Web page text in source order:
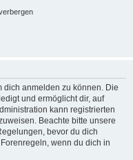
dich anmelden zu können. Die
und ermöglicht dir, auf
kann registrierten
Beachte bitte unsere
bevor du dich
wenn du dich in